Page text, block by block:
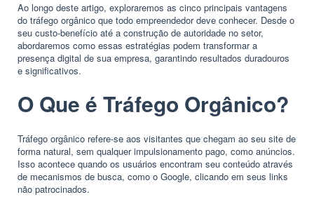
Ao longo deste artigo, exploraremos as cinco principais vantagens
do tráfego orgânico que todo empreendedor deve conhecer. Desde o
seu custo-benefício até a construção de autoridade no setor,
abordaremos como essas estratégias podem transformar a
presença digital de sua empresa, garantindo resultados duradouros
e significativos.
O Que é Tráfego Orgânico?
Tráfego orgânico refere-se aos visitantes que chegam ao seu site de
forma natural, sem qualquer impulsionamento pago, como anúncios.
Isso acontece quando os usuários encontram seu conteúdo através
de mecanismos de busca, como o Google, clicando em seus links
não patrocinados.